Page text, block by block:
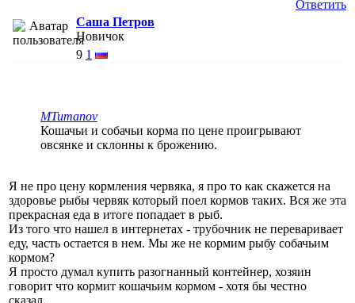
Ответить
Саша Петров
Новичок
9 1
MTumanov
Кошачьи и собачьи корма по цене проигрывают
овсянке и склонны к брожению.
Я не про цену кормления червяка, я про то как скажется на
здоровье рыбы червяк который поел кормов таких. Вся же эта
прекрасная еда в итоге попадает в рыб.
Из того что нашел в интернетах - трубочник не переваривает
еду, часть остается в нем. Мы же не кормим рыбу собачьим
кормом?
Я просто думал купить разогнанный контейнер, хозяин
говорит что кормит кошачьим кормом - хотя бы честно
сказал.